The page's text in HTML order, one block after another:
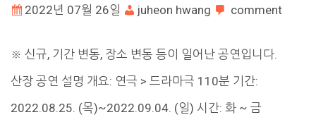
2022년 07월 26일 juheon hwang comment
※ 신규, 기간 변동, 장소 변동 등이 일어난 공연입니다.
산장 공연 설명 개요: 연극 > 드라마극 110분 기간:
2022.08.25. (목)~2022.09.04. (일) 시간: 화 ~ 금